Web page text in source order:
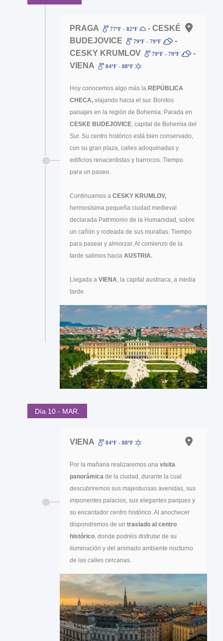
PRAGA 77ºF - 82ºF
- CESKÉ
BUDEJOVICE
79ºF - 79ºF
-
CESKY KRUMLOV
79ºF - 79ºF
-
VIENA
84ºF - 88ºF
Hoy conocemos algo más la REPÚBLICA
CHECA, viajando hacia el sur. Bonitos
paisajes en la región de Bohemia. Parada en
CESKE BUDEJOVICE, capital de Bohemia del
Sur. Su centro histórico está bien conservado,
con su gran plaza, calles adoquinadas y
edificios renacentistas y barrocos. Tiempo
para un paseo.
Continuamos a CESKY KRUMLOV,
hermosísima pequeña ciudad medieval
declarada Patrimonio de la Humanidad, sobre
un cañón y rodeada de sus murallas. Tiempo
para pasear y almorzar. Al comienzo de la
tarde salimos hacia AUSTRIA.
Llegada a VIENA, la capital austriaca, a media
tarde.
Día 10 - MAR.
VIENA 84ºF - 88ºF
Por la mañana realizaremos una visita
panorámica de la ciudad, durante la cual
descubriremos sus majestuosas avenidas, sus
imponentes palacios, sus elegantes parques y
su encantador centro histórico. Al anochecer
dispondremos de un traslado al centro
histórico, donde podréis disfrutar de su
iluminación y del animado ambiente nocturno
de las calles cercanas.